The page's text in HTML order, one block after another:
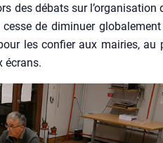
des débats sur l’organisation
cesse de dimi­nuer
les confier aux mai­ries, au
écrans.